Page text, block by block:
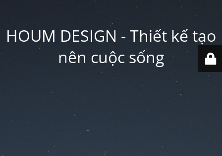
HOUM DESIGN - Thiết kế tạo
nên cuộc sống